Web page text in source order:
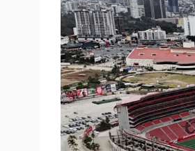
Làm đẹp - giảm cân
Phòng mạch online
Ăn sạch sống khỏe
Cải chính